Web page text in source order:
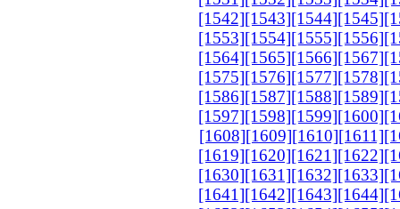
[1542][1543][1544][1545]
[1553][1554][1555][1556]
[1564][1565][1566][1567]
[1575][1576][1577][1578]
[1586][1587][1588][1589]
[1597][1598][1599][1600]
[1608][1609][1610][1611]
[1619][1620][1621][1622]
[1630][1631][1632][1633]
[1641][1642][1643][1644]